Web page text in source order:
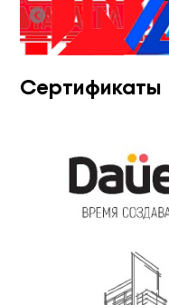
Сертификаты